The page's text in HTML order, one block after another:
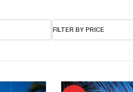
FILTER BY PRICE